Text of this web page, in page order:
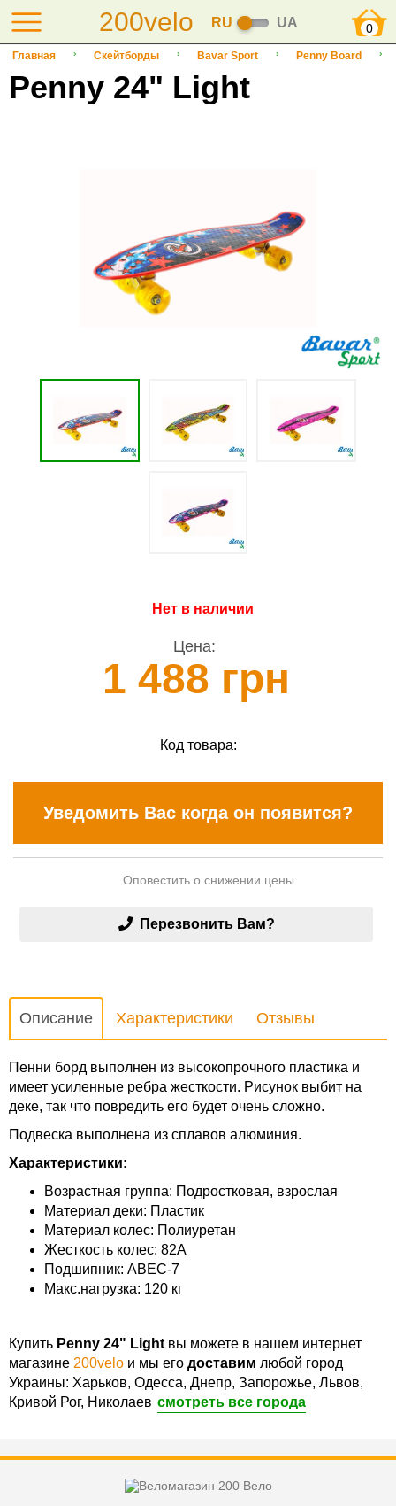
200velo RU UA 0
Главная Скейтборды Bavar Sport Penny Board
Penny 24" Light
Нет в наличии
Цена:
1 488 грн
Код товара:
Уведомить Вас когда он появится?
Оповестить о снижении цены
Перезвонить Вам?
Описание Характеристики Отзывы
Пенни борд выполнен из высокопрочного пластика и
имеет усиленные ребра жесткости. Рисунок выбит на
деке, так что повредить его будет очень сложно.
Подвеска выполнена из сплавов алюминия.
Характеристики:
Возрастная группа: Подростковая, взрослая
Материал деки: Пластик
Материал колес: Полиуретан
Жесткость колес: 82А
Подшипник: ABEC-7
Макс.нагрузка: 120 кг
Купить Penny 24" Light вы можете в нашем интернет
магазине 200velo и мы его доставим любой город
Украины: Харьков, Одесса, Днепр, Запорожье, Львов,
Кривой Рог, Николаев смотреть все города